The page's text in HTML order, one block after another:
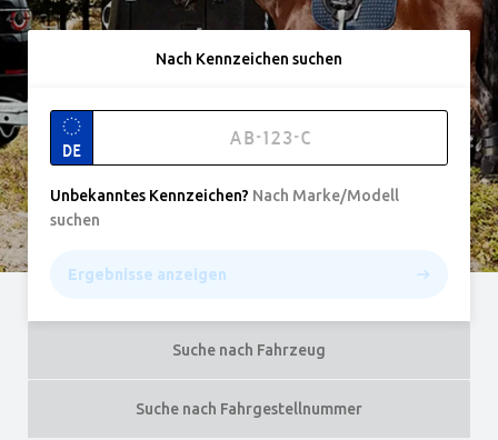
Nach Kennzeichen suchen
DE
Unbekanntes Kennzeichen? Nach Marke/Modell
suchen
Ergebnisse anzeigen
Suche nach Fahrzeug
Suche nach Fahrgestellnummer